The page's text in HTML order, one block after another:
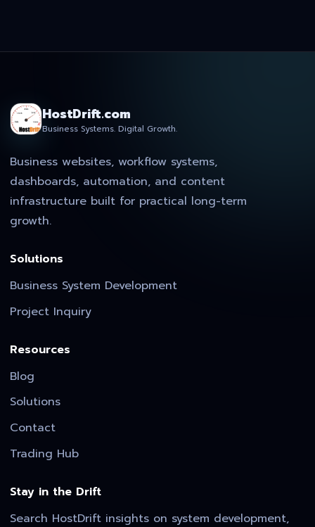
HostDrift.com
Business Systems. Digital Growth.
Business websites, workflow systems,
dashboards, automation, and content
infrastructure built for practical long-term
growth.
Solutions
Business System Development
Project Inquiry
Resources
Blog
Solutions
Contact
Trading Hub
Stay in the Drift
Search HostDrift insights on system development,